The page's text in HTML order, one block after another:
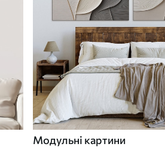
Модульні картини